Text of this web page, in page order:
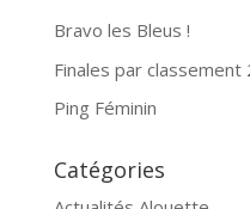
Bravo les Bleus !
Finales par classement
Ping Féminin
Catégories